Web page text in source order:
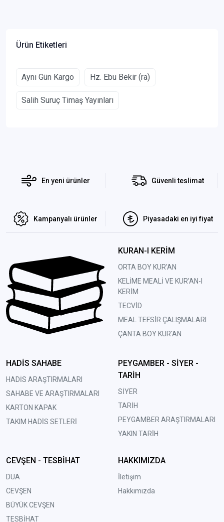
Ürün Etiketleri
Aynı Gün Kargo Hz. Ebu Bekir (ra)
Salih Suruç Timaş Yayınları
En yeni ürünler Güvenli teslimat
Kampanyalı ürünler Piyasadaki en iyi fiyat
KURAN-I KERİM
ORTA BOY KUR'AN
KELİME MEALİ VE KUR'AN-I
KERİM
TECVİD
MEAL TEFSİR ÇALIŞMALARI
ÇANTA BOY KUR'AN
HADİS SAHABE
HADİS ARAŞTIRMALARI
SAHABE VE ARAŞTIRMALARI
KARTON KAPAK
TAKIM HADİS SETLERİ
PEYGAMBER - SİYER -
TARİH
SİYER
TARİH
PEYGAMBER ARAŞTIRMALARI
YAKIN TARİH
CEVŞEN - TESBİHAT
DUA
CEVŞEN
BÜYÜK CEVŞEN
TESBİHAT
HAKKIMIZDA
İletişim
Hakkımızda